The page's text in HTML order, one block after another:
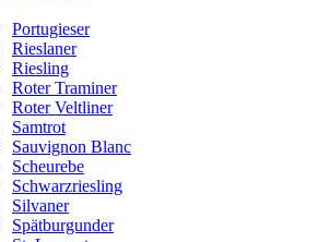
Portugieser
Rieslaner
Riesling
Roter Traminer
Roter Veltliner
Samtrot
Sauvignon Blanc
Scheurebe
Schwarzriesling
Silvaner
Spätburgunder